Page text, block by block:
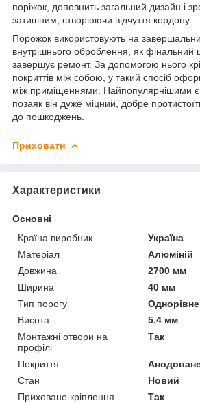
поріжок, доповнить загальний дизайн і
затишним, створюючи відчуття кордону.
Порожок використовують на
внутрішнього оброблення, як фінальний
завершує ремонт. За допомогою нього
покриттів між собою, у такий спосіб
між приміщеннями. Найпопулярнішими є
позаяк він дуже міцний, добре
до пошкоджень.
Приховати
Характеристики
Основні
Країна виробник
Україна
Матеріал
Алюміній
Довжина
2700 мм
Ширина
40 мм
Тип порогу
Висота
5.4 мм
Монтажні отвори на
профілі
Так
Покриття
Стан
Новий
Приховане кріплення
Так